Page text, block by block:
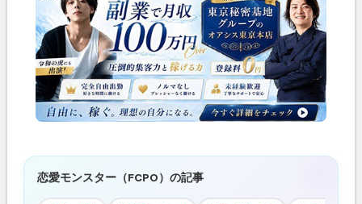
恋愛モンスター（FCPO）の記事